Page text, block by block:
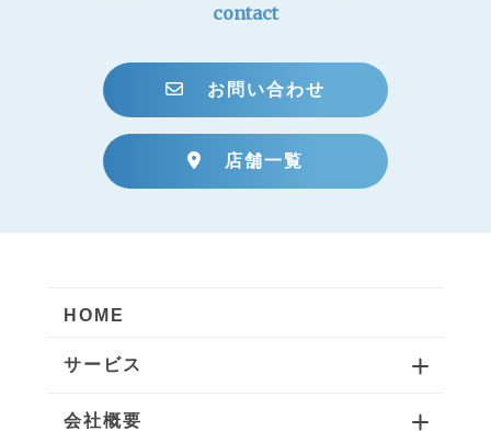
contact
お問い合わせ
店舗一覧
HOME
サービス
会社概要